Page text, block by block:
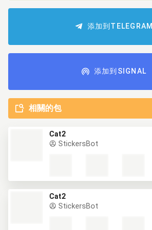
添加到TELEGRAM
添加到SIGNAL
相關的包
Cat2
StickersBot
Cat2
StickersBot